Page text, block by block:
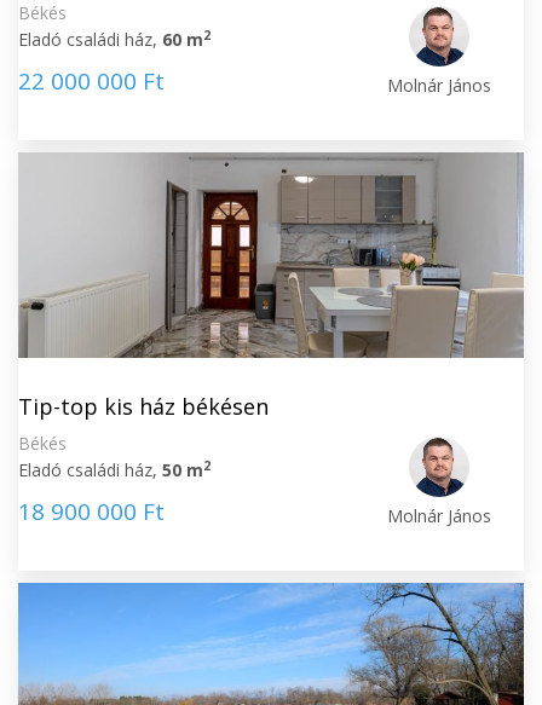
Békés
Eladó családi ház, 60 m2
22 000 000 Ft Molnár János
Tip-top kis ház békésen
Békés
Eladó családi ház, 50 m2
18 900 000 Ft Molnár János